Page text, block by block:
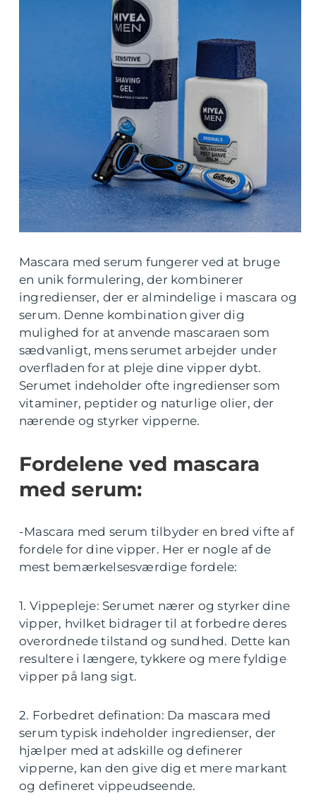
Mascara med serum fungerer ved at bruge
en unik formulering, der kombinerer
ingredienser, der er almindelige i mascara og
serum. Denne kombination giver dig
mulighed for at anvende mascaraen som
sædvanligt, mens serumet arbejder under
overfladen for at pleje dine vipper dybt.
Serumet indeholder ofte ingredienser som
vitaminer, peptider og naturlige olier, der
nærende og styrker vipperne.
Fordelene ved mascara
med serum:
-Mascara med serum tilbyder en bred vifte af
fordele for dine vipper. Her er nogle af de
mest bemærkelsesværdige fordele:
1. Vippepleje: Serumet nærer og styrker dine
vipper, hvilket bidrager til at forbedre deres
overordnede tilstand og sundhed. Dette kan
resultere i længere, tykkere og mere fyldige
vipper på lang sigt.
2. Forbedret defination: Da mascara med
serum typisk indeholder ingredienser, der
hjælper med at adskille og definerer
vipperne, kan den give dig et mere markant
og defineret vippeudseende.